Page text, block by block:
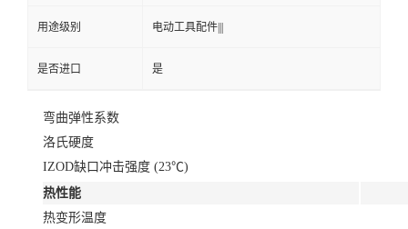
用途级别 电动工具配件|||
是否进口 是
弯曲弹性系数
洛氏硬度
IZOD缺口冲击强度 (23℃)
热性能
热变形温度